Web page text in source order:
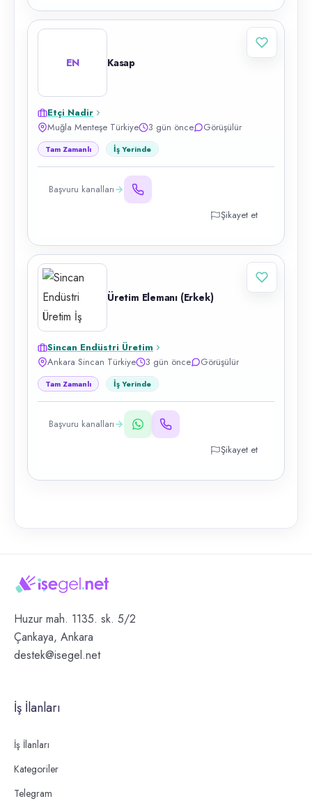
EN Kasap
Etçi Nadir
Muğla Menteşe Türkiye
3 gün önce Görüşülür
Tam Zamanlı İş Yerinde
Başvuru kanalları
Şikayet et
Üretim Elemanı (Erkek)
Sincan Endüstri Üretim
Ankara Sincan Türkiye
3 gün önce Görüşülür
Tam Zamanlı İş Yerinde
Başvuru kanalları
Şikayet et
Huzur mah. 1135. sk. 5/2
Çankaya, Ankara
destek@isegel.net
İş İlanları
İş İlanları
Kategoriler
Telegram